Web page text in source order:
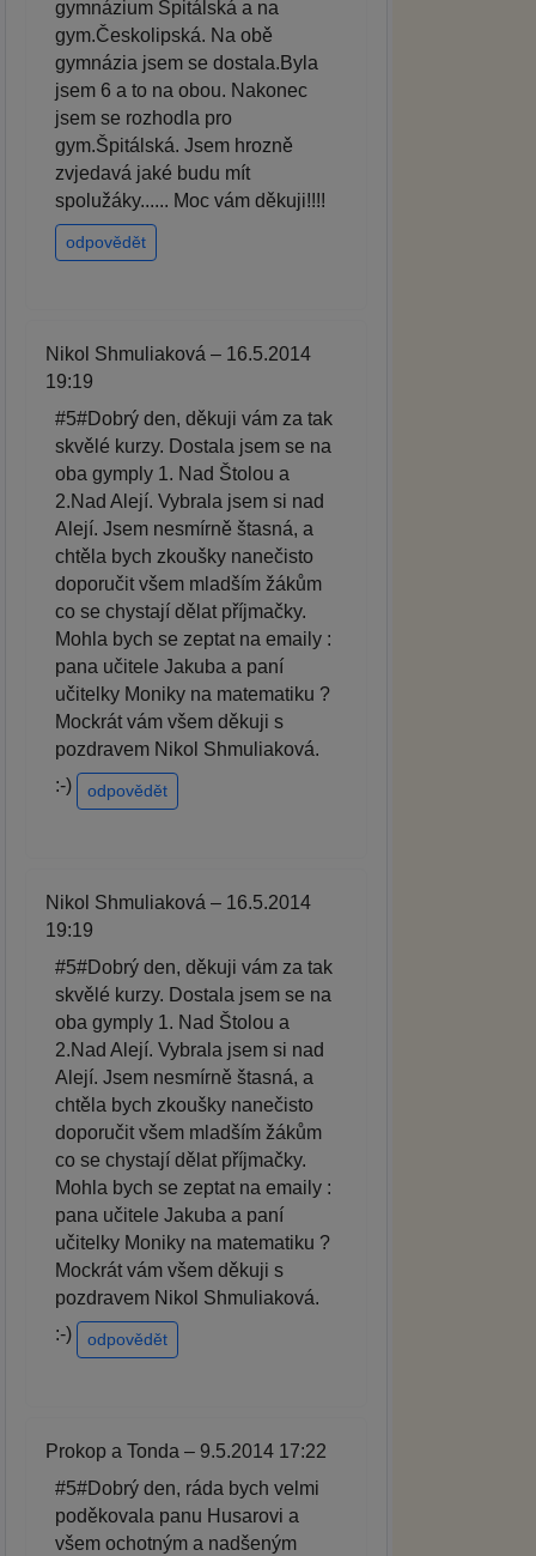
gymnázium Špitálská a na
gym.Českolipská. Na obě
gymnázia jsem se dostala.Byla
jsem 6 a to na obou. Nakonec
jsem se rozhodla pro
gym.Špitálská. Jsem hrozně
zvjedavá jaké budu mít
spolužáky...... Moc vám děkuji!!!!
odpovědět
Nikol Shmuliaková – 16.5.2014
19:19
#5#Dobrý den, děkuji vám za tak
skvělé kurzy. Dostala jsem se na
oba gymply 1. Nad Štolou a
2.Nad Alejí. Vybrala jsem si nad
Alejí. Jsem nesmírně štasná, a
chtěla bych zkoušky nanečisto
doporučit všem mladším žákům
co se chystají dělat příjmačky.
Mohla bych se zeptat na emaily :
pana učitele Jakuba a paní
učitelky Moniky na matematiku ?
Mockrát vám všem děkuji s
pozdravem Nikol Shmuliaková.
:-)
odpovědět
Nikol Shmuliaková – 16.5.2014
19:19
#5#Dobrý den, děkuji vám za tak
skvělé kurzy. Dostala jsem se na
oba gymply 1. Nad Štolou a
2.Nad Alejí. Vybrala jsem si nad
Alejí. Jsem nesmírně štasná, a
chtěla bych zkoušky nanečisto
doporučit všem mladším žákům
co se chystají dělat příjmačky.
Mohla bych se zeptat na emaily :
pana učitele Jakuba a paní
učitelky Moniky na matematiku ?
Mockrát vám všem děkuji s
pozdravem Nikol Shmuliaková.
:-)
odpovědět
Prokop a Tonda – 9.5.2014 17:22
#5#Dobrý den, ráda bych velmi
poděkovala panu Husarovi a
všem ochotným a nadšeným